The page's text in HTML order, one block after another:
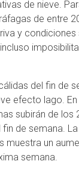
de nieve.
de entre
y condiciones
del fin de
efecto lago. En
subirán de los
fin de semana.
muestra un
semana.